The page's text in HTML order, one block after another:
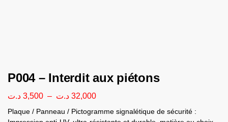
P004 – Interdit aux piétons
3,500 د.ت – 32,000 د.ت
Plaque / Panneau / Pictogramme signalétique de sécurité :